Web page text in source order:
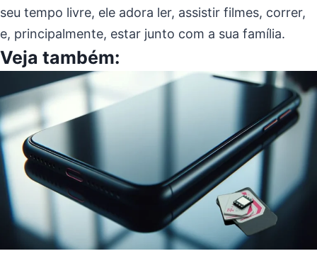
seu tempo livre, ele adora ler, assistir filmes, correr,
e, principalmente, estar junto com a sua família.
Veja também: